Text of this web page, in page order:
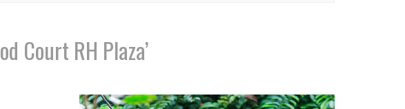
Court RH Plaza’